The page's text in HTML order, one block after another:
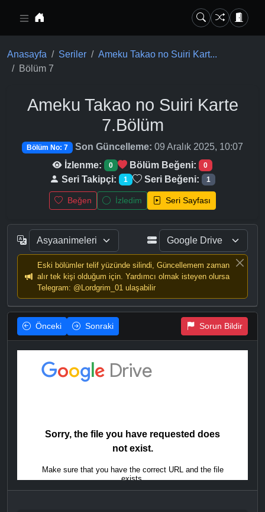
Anasayfa Seriler
Ameku Takao no Suiri Kart...
Bölüm 7
Ameku Takao no Suiri Karte
7.Bölüm
Bölüm No: 7 Son Güncelleme: 09 Aralık 2025, 10:07
İzlenme:
0 Bölüm Beğeni: 0
Seri Takipçi: 1 Seri Beğeni: 1
Beğen İzledim Seri Sayfası
Eski bölümler telif yüzünde silindi, Güncellemem zaman
alır tek kişi olduğum için. Yardımcı olmak isteyen olursa
Telegram: @Lordgrim_01 ulaşabilir
Önceki Sonraki Sorun Bildir